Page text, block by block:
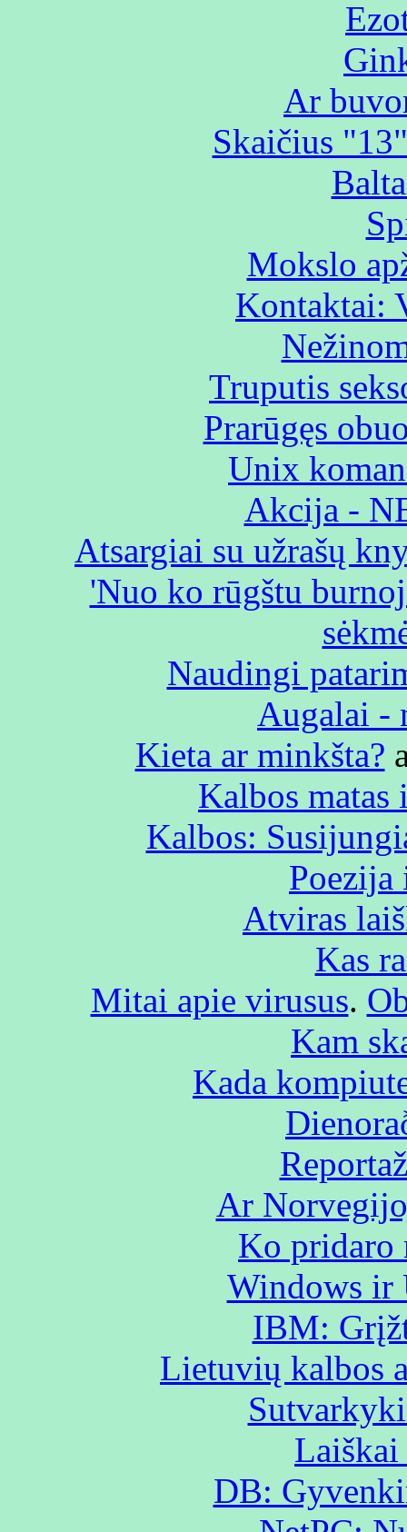
Ar
Skaičius
Mokslo
Kontaktai:
Truputis
Prarūgęs
Unix
Akcija -
Atsargiai su užrašų
'Nuo ko rūgštu
Naudingi
Augalai -
Kieta ar minkšta?
Kalbos matas
Kalbos:
Poezija
Atviras
Kas
Mitai apie virusus.
Kam
Kada
Ar
Ko pridaro
Windows ir
IBM:
Lietuvių kalbos
Laiškai
DB: